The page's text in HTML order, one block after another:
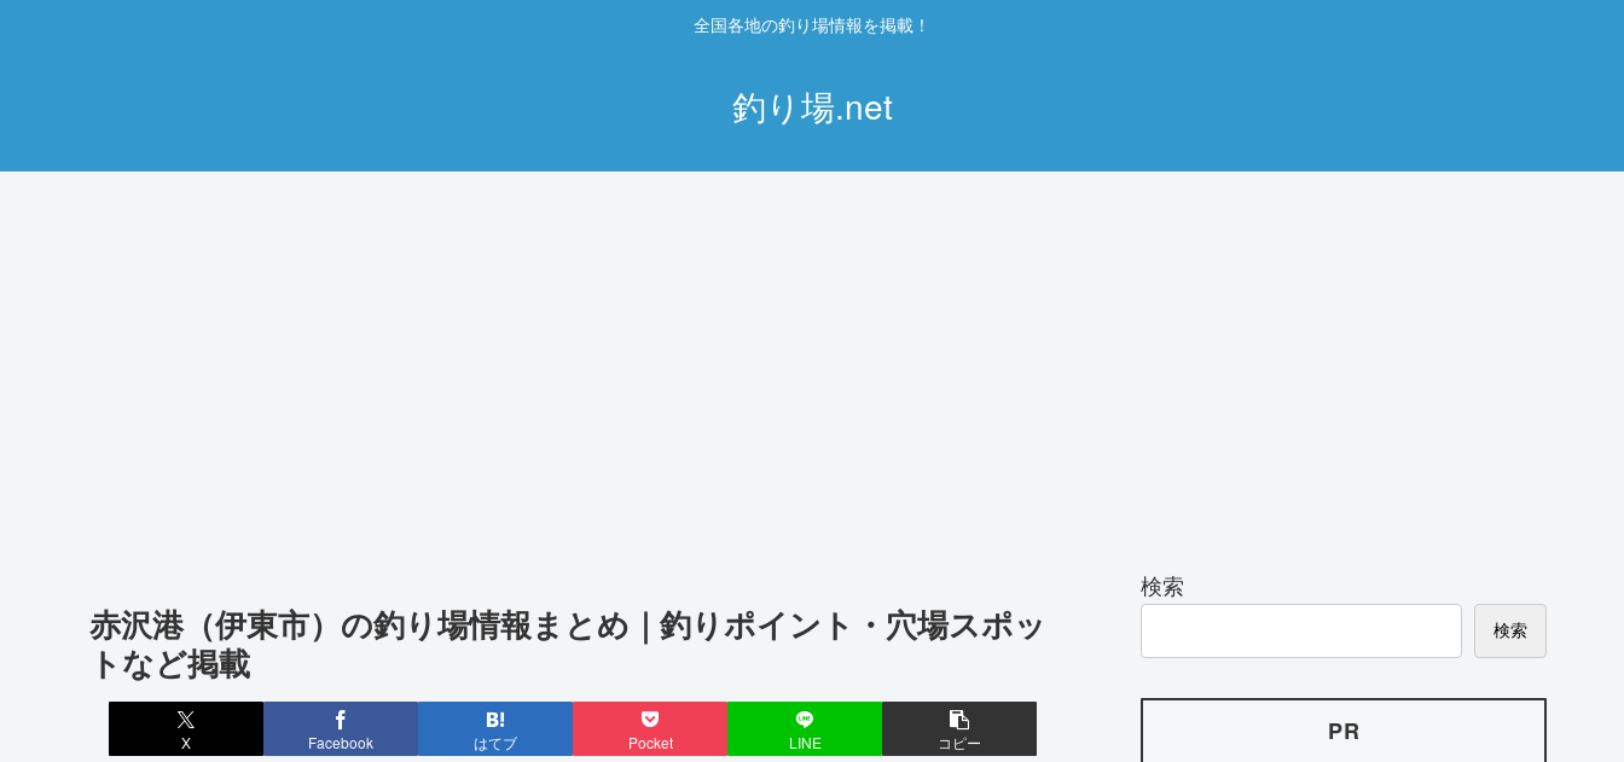
全国各地の釣り場情報を掲載！
釣り場.net
赤沢港（伊東市）の釣り場情報まとめ｜釣りポイント・穴場スポッ
トなど掲載
X Facebook はてブ Pocket LINE コピー
検索
検索
PR